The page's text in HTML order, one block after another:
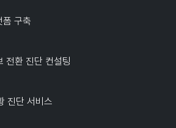
구축
전환 진단 컨설팅
진단 서비스